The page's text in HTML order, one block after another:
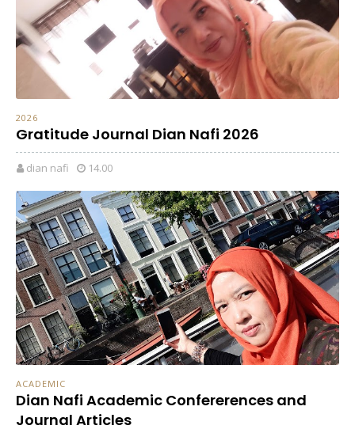
2026
Gratitude Journal Dian Nafi 2026
dian nafi 14.00
ACADEMIC
Dian Nafi Academic Confererences and
Journal Articles